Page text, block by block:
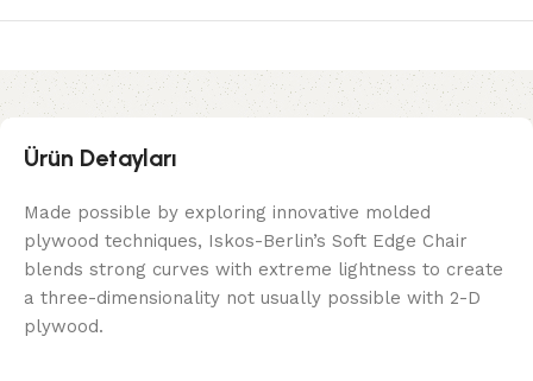
Ürün Detayları
Made possible by exploring innovative molded
plywood techniques, Iskos-Berlin’s Soft Edge Chair
blends strong curves with extreme lightness to create
a three-dimensionality not usually possible with 2-D
plywood.